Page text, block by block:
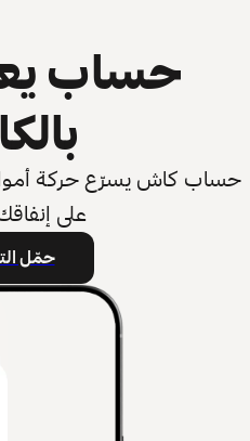
حساب
حساب كاش يسرّع حركة
على
حمّل